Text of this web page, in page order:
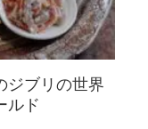
ジブリの世界
ルド